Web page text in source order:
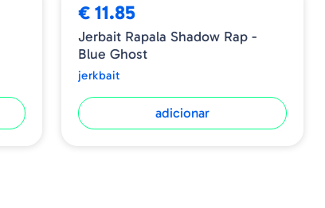
€ 11.85
Jerbait Rapala Shadow Rap -
Blue Ghost
jerkbait
adicionar